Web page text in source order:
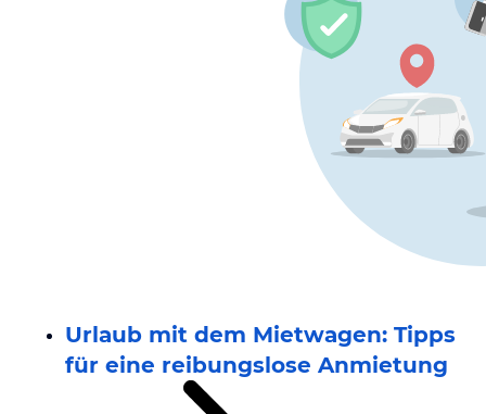
Urlaub mit dem Mietwagen: Tipps
für eine reibungslose Anmietung